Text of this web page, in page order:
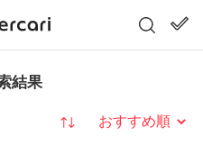
結果
並び替え